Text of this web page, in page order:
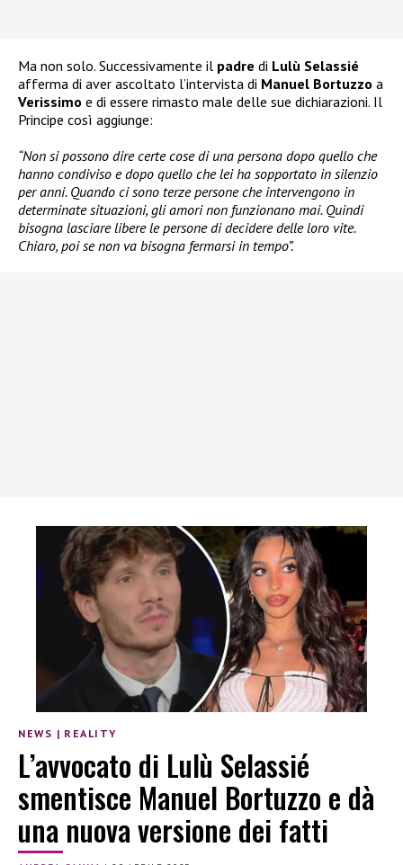
Ma non solo. Successivamente il padre di Lulù Selassié
afferma di aver ascoltato l’intervista di Manuel Bortuzzo a
Verissimo e di essere rimasto male delle sue dichiarazioni. Il
Principe così aggiunge:
“Non si possono dire certe cose di una persona dopo quello che
hanno condiviso e dopo quello che lei ha sopportato in silenzio
per anni. Quando ci sono terze persone che intervengono in
determinate situazioni, gli amori non funzionano mai. Quindi
bisogna lasciare libere le persone di decidere delle loro vite.
Chiaro, poi se non va bisogna fermarsi in tempo”.
NEWS | REALITY
L’avvocato di Lulù Selassié
smentisce Manuel Bortuzzo e dà
una nuova versione dei fatti